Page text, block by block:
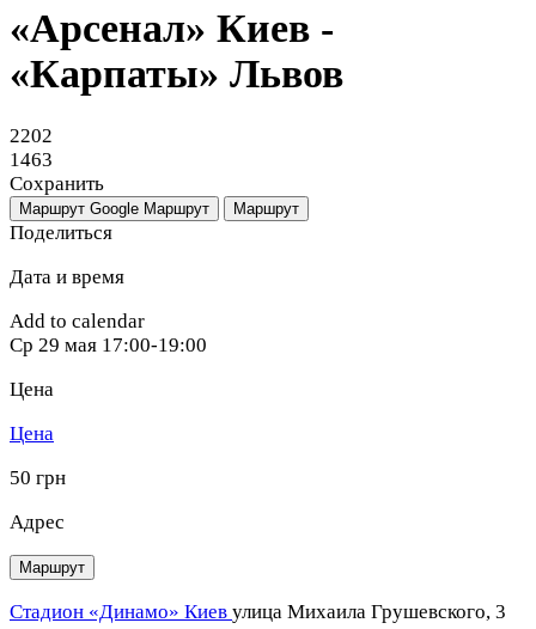
«Арсенал» Киев -
«Карпаты» Львов
2202
1463
Сохранить
Маршрут Google Маршрут Маршрут
Поделиться
Дата и время
Add to calendar
Ср 29 мая 17:00-19:00
Цена
Цена
50 грн
Адрес
Маршрут
Стадион «Динамо» Киев улица Михаила Грушевского, 3